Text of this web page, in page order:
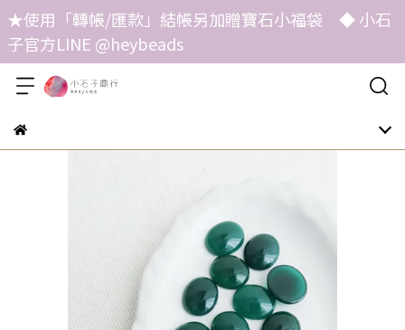
★使用「轉帳/匯款」結帳另加贈寶石小福袋 ◆ 小石
子官方LINE @heybeads